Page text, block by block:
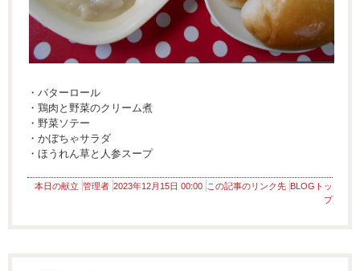
・バターロール
・鶏肉と野菜のクリーム煮
・野菜ソテー
・かぼちゃサラダ
・ほうれん草と人参スープ
本日の献立 管理者 2023年12月15日 00:00 この記事のリンク先 BLOGトッ
プ